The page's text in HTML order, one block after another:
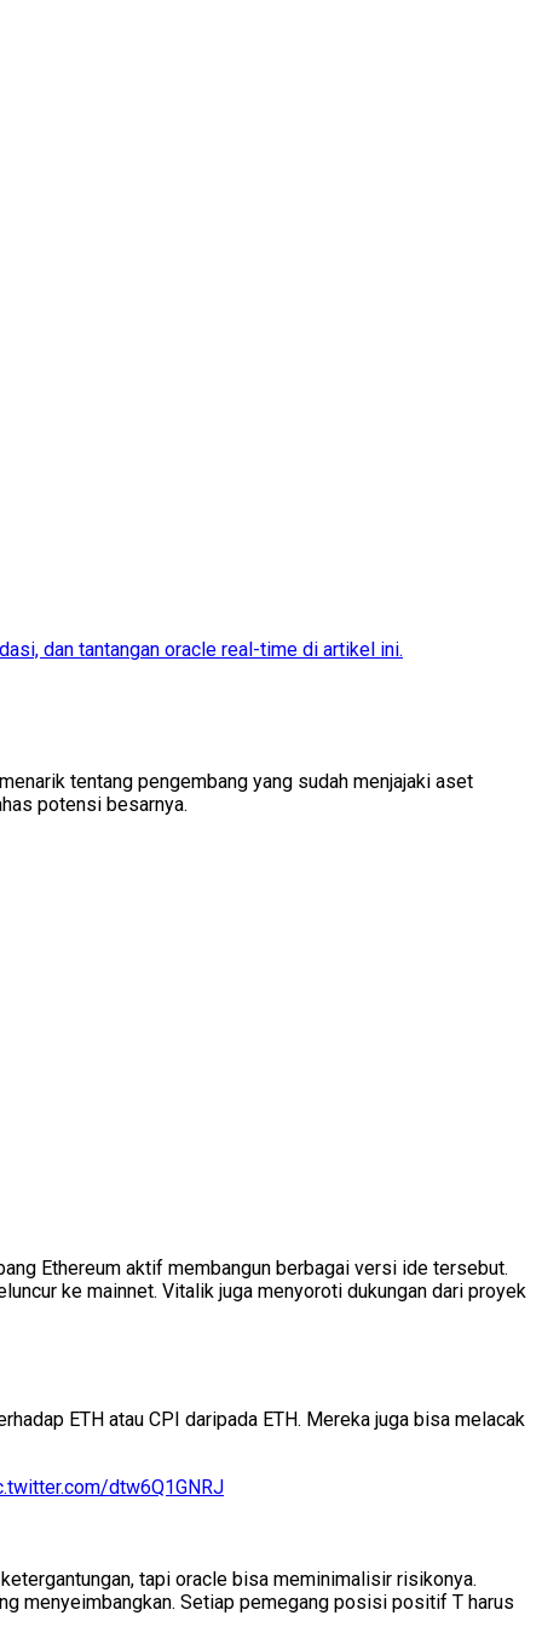
dan tantangan oracle real-time di artikel ini.
tentang pengembang yang sudah menjajaki aset
potensi besarnya.
Ethereum aktif membangun berbagai versi ide tersebut.
ke mainnet. Vitalik juga menyoroti dukungan dari proyek
ETH atau CPI daripada ETH. Mereka juga bisa melacak
dtw6Q1GNRJ
tapi oracle bisa meminimalisir risikonya.
menyeimbangkan. Setiap pemegang posisi positif T harus